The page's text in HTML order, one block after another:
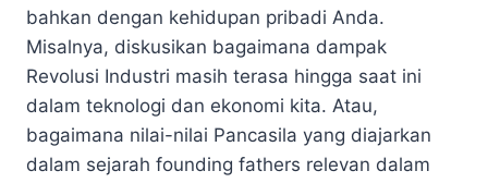
bahkan dengan kehidupan pribadi Anda.
Misalnya, diskusikan bagaimana dampak
Revolusi Industri masih terasa hingga saat ini
dalam teknologi dan ekonomi kita. Atau,
bagaimana nilai-nilai Pancasila yang diajarkan
dalam sejarah founding fathers relevan dalam